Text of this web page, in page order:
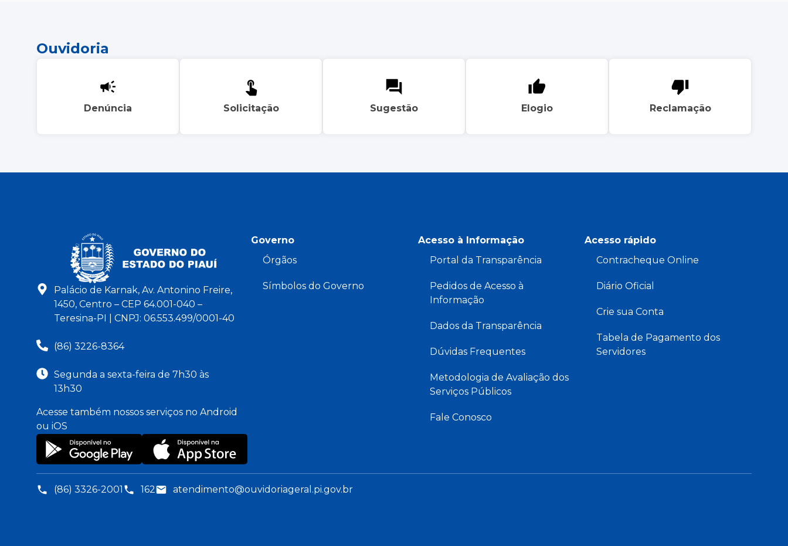
Ouvidoria
Denúncia Solicitação Sugestão Elogio Reclamação
Palácio de Karnak, Av. Antonino Freire,
1450, Centro – CEP 64.001-040 –
Teresina-PI | CNPJ: 06.553.499/0001-40
(86) 3226-8364
Segunda a sexta-feira de 7h30 às
13h30
Acesse também nossos serviços no Android
ou iOS
Governo
Órgãos
Símbolos do Governo
Acesso à Informação
Portal da Transparência
Pedidos de Acesso à
Informação
Dados da Transparência
Dúvidas Frequentes
Metodologia de Avaliação dos
Serviços Públicos
Fale Conosco
Acesso rápido
Contracheque Online
Diário Oficial
Crie sua Conta
Tabela de Pagamento dos
Servidores
(86) 3326-2001 162 atendimento@ouvidoriageral.pi.gov.br